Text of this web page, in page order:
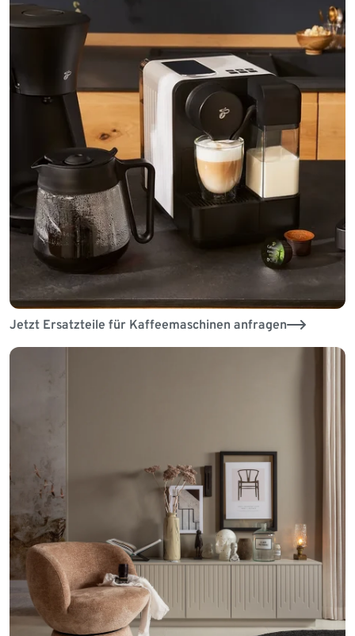
Jetzt Ersatzteile für Kaffeemaschinen anfragen